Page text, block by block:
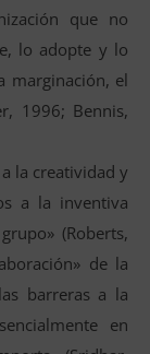
que no
lo adopte y lo
marginación, el
1996; Bennis,
la creatividad y
a la inventiva
(Roberts,
de la
barreras a la
en